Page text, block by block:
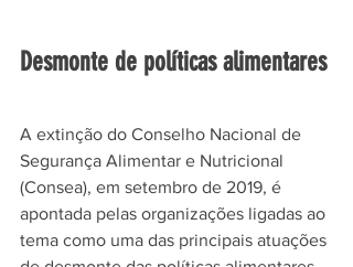
Desmonte de políticas alimentares
A extinção do Conselho Nacional de
Segurança Alimentar e Nutricional
(Consea), em setembro de 2019, é
apontada pelas organizações ligadas ao
tema como uma das principais atuações